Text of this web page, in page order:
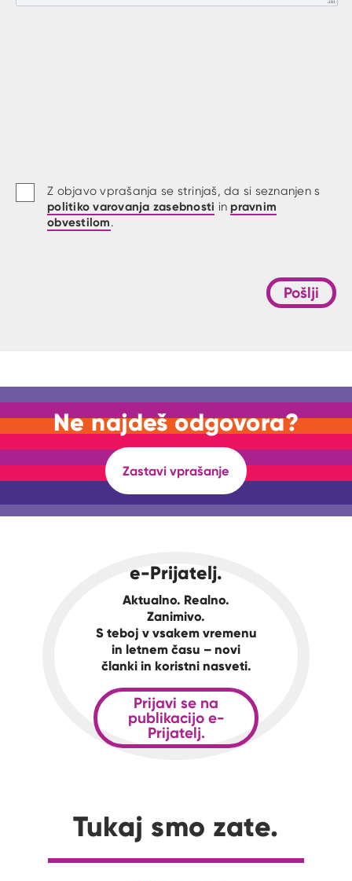
Z objavo vprašanja se strinjaš, da si seznanjen s
politiko varovanja zasebnosti in pravnim
obvestilom.
Pošlji
Ne najdeš odgovora?
Zastavi vprašanje
e-Prijatelj.
Aktualno. Realno.
Zanimivo.
S teboj v vsakem vremenu
in letnem času – novi
članki in koristni nasveti.
Prijavi se na
publikacijo e-
Prijatelj.
Tukaj smo zate.